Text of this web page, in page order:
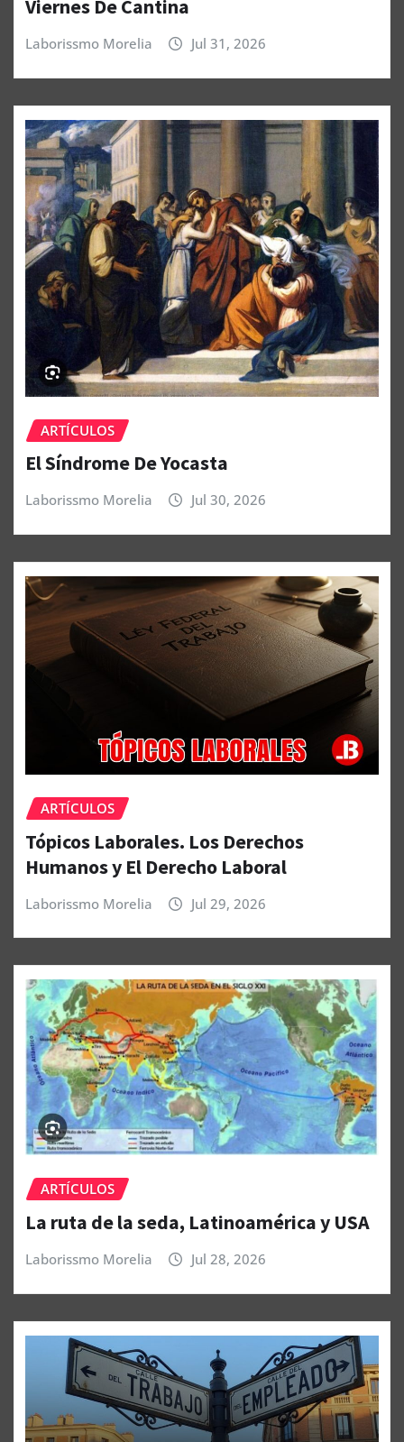
Viernes De Cantina
Laborissmo Morelia Jul 31, 2026
ARTÍCULOS
El Síndrome De Yocasta
Laborissmo Morelia Jul 30, 2026
ARTÍCULOS
Tópicos Laborales. Los Derechos
Humanos y El Derecho Laboral
Laborissmo Morelia Jul 29, 2026
ARTÍCULOS
La ruta de la seda, Latinoamérica y USA
Laborissmo Morelia Jul 28, 2026